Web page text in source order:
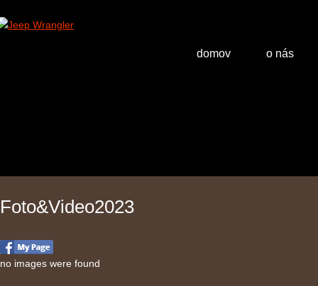
domov o nás
Foto&Video2023
no images were found